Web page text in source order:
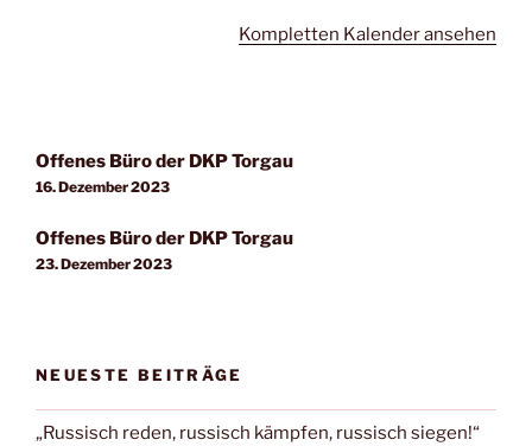
Kompletten Kalender ansehen
Offenes Büro der DKP Torgau
16. Dezember 2023
Offenes Büro der DKP Torgau
23. Dezember 2023
NEUESTE BEITRÄGE
„Russisch reden, russisch kämpfen, russisch siegen!“